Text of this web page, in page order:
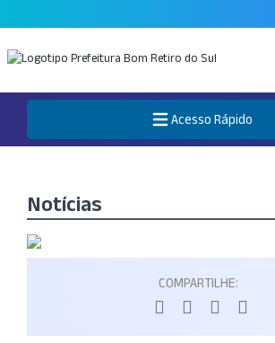
Abre o Menu
Acesso Rápido
Notícias
COMPARTILHE: